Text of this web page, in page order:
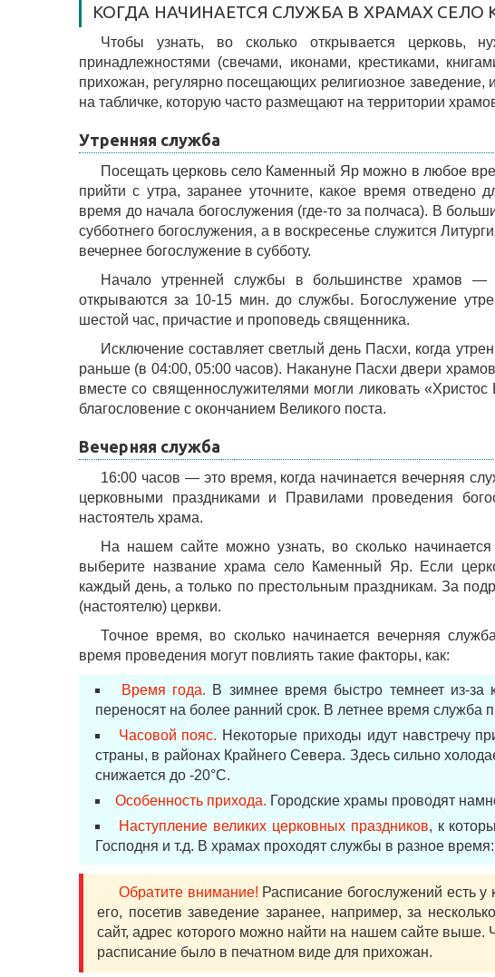
КОГДА НАЧИНАЕТСЯ СЛУЖБА В ХРАМАХ
Чтобы узнать, во сколько открывается церковь,
принадлежностями (свечами, иконами, крестиками,
прихожан, регулярно посещающих религиозное
на табличке, которую часто размещают на территории
Утренняя служба
Посещать церковь село Каменный Яр можно в любое
прийти с утра, заранее уточните, какое время отведено
время до начала богослужения (где-то за полчаса). В
субботнего богослужения, а в воскресенье служится
вечернее богослужение в субботу.
Начало утренней службы в большинстве храмов
открываются за 10-15 мин. до службы. Богослужение
шестой час, причастие и проповедь священника.
Исключение составляет светлый день Пасхи, когда
раньше (в 04:00, 05:00 часов). Накануне Пасхи двери
вместе со священнослужителями могли ликовать
благословение с окончанием Великого поста.
Вечерняя служба
16:00 часов — это время, когда начинается вечерняя
церковными праздниками и Правилами проведения
настоятель храма.
На нашем сайте можно узнать, во сколько
выберите название храма село Каменный Яр. Если
каждый день, а только по престольным праздникам. За
(настоятелю) церкви.
Точное время, во сколько начинается вечерняя
время проведения могут повлиять такие факторы, как:
Время года. В зимнее время быстро темнеет из-за
переносят на более ранний срок. В летнее время служба
Часовой пояс. Некоторые приходы идут навстречу
страны, в районах Крайнего Севера. Здесь сильно
снижается до -20°С.
Особенность прихода. Городские храмы проводят
Наступление великих церковных праздников, к
Господня и т.д. В храмах проходят службы в разное
Обратите внимание! Расписание богослужений есть
его, посетив заведение заранее, например, за
сайт, адрес которого можно найти на нашем сайте выше.
расписание было в печатном виде для прихожан.